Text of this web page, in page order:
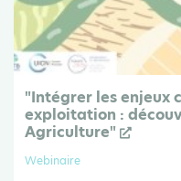
"Intégrer les enjeux
exploitation :
Agriculture"
Webinaire